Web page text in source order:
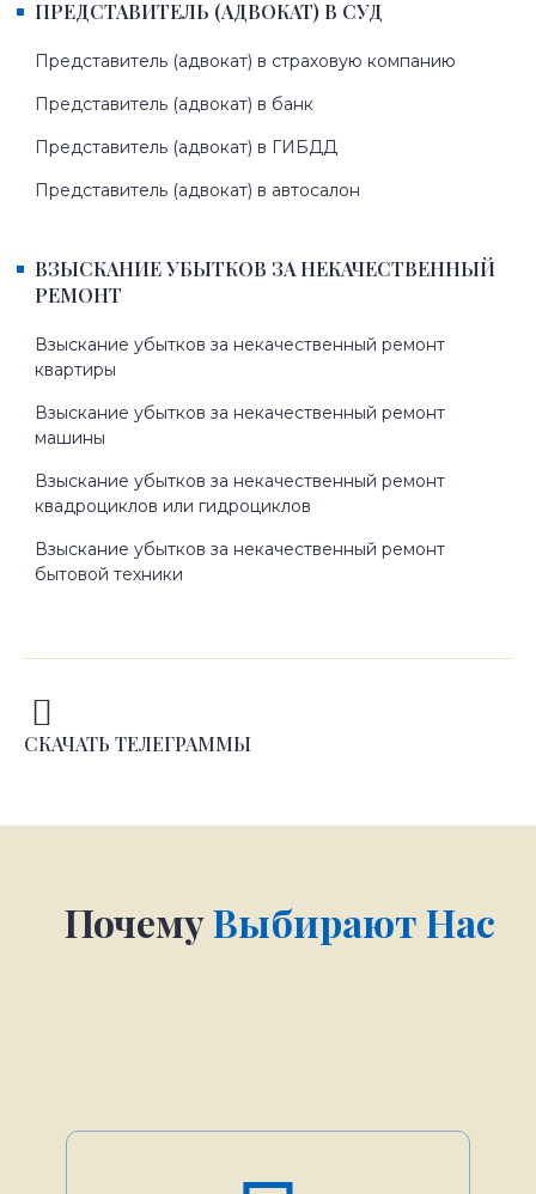
ПРЕДСТАВИТЕЛЬ (АДВОКАТ) В СУД
Представитель (адвокат) в страховую компанию
Представитель (адвокат) в банк
Представитель (адвокат) в ГИБДД
Представитель (адвокат) в автосалон
ВЗЫСКАНИЕ УБЫТКОВ ЗА НЕКАЧЕСТВЕННЫЙ
РЕМОНТ
Взыскание убытков за некачественный ремонт
квартиры
Взыскание убытков за некачественный ремонт
машины
Взыскание убытков за некачественный ремонт
квадроциклов или гидроциклов
Взыскание убытков за некачественный ремонт
бытовой техники
СКАЧАТЬ ТЕЛЕГРАММЫ
ПочемуВыбирают Нас